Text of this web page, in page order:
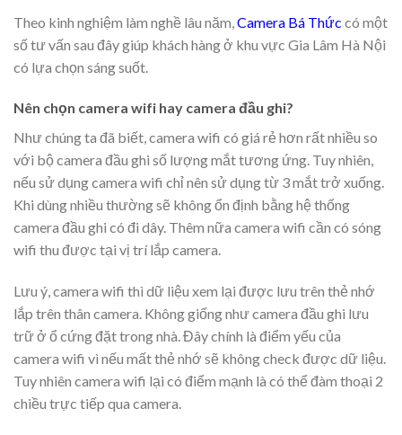
Theo kinh nghiệm làm nghề lâu năm, Camera Bá Thức có một
số tư vấn sau đây giúp khách hàng ở khu vực Gia Lâm Hà Nội
có lựa chọn sáng suốt.
Nên chọn camera wifi hay camera đầu ghi?
Như chúng ta đã biết, camera wifi có giá rẻ hơn rất nhiều so
với bộ camera đầu ghi số lượng mắt tương ứng. Tuy nhiên,
nếu sử dụng camera wifi chỉ nên sử dụng từ 3 mắt trở xuống.
Khi dùng nhiều thường sẽ không ổn định bằng hệ thống
camera đầu ghi có đi dây. Thêm nữa camera wifi cần có sóng
wifi thu được tại vị trí lắp camera.
Lưu ý, camera wifi thì dữ liệu xem lại được lưu trên thẻ nhớ
lắp trên thân camera. Không giống như camera đầu ghi lưu
trữ ở ổ cứng đặt trong nhà. Đây chính là điểm yếu của
camera wifi vì nếu mất thẻ nhớ sẽ không check được dữ liệu.
Tuy nhiên camera wifi lại có điểm mạnh là có thể đàm thoại 2
chiều trực tiếp qua camera.